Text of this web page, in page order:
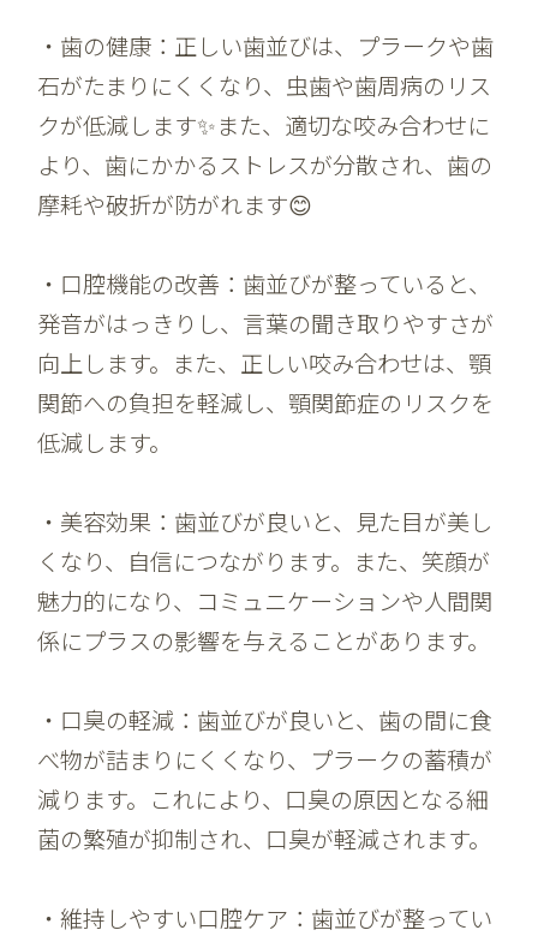
・歯の健康：正しい歯並びは、プラークや歯
石がたまりにくくなり、虫歯や歯周病のリス
クが低減します✨また、適切な咬み合わせに
より、歯にかかるストレスが分散され、歯の
摩耗や破折が防がれます😊
・口腔機能の改善：歯並びが整っていると、
発音がはっきりし、言葉の聞き取りやすさが
向上します。また、正しい咬み合わせは、顎
関節への負担を軽減し、顎関節症のリスクを
低減します。
・美容効果：歯並びが良いと、見た目が美し
くなり、自信につながります。また、笑顔が
魅力的になり、コミュニケーションや人間関
係にプラスの影響を与えることがあります。
・口臭の軽減：歯並びが良いと、歯の間に食
べ物が詰まりにくくなり、プラークの蓄積が
減ります。これにより、口臭の原因となる細
菌の繁殖が抑制され、口臭が軽減されます。
・維持しやすい口腔ケア：歯並びが整ってい